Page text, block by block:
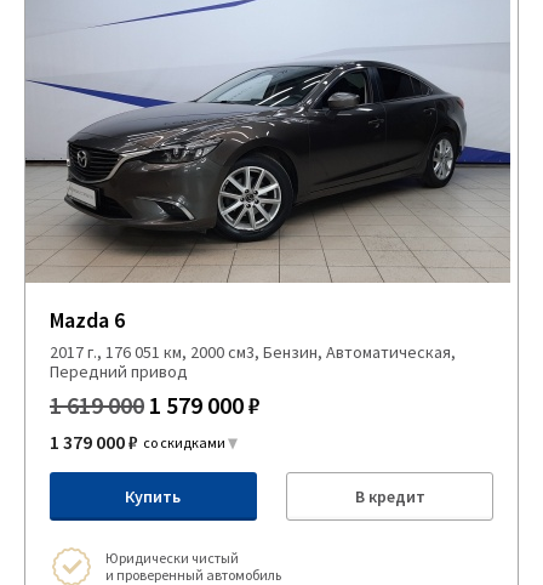
Mazda 6
2017 г., 176 051 км, 2000 см3, Бензин, Автоматическая,
Передний привод
1 619 000 1 579 000 ₽
1 379 000 ₽ со скидками
Купить В кредит
Юридически чистый
и проверенный автомобиль